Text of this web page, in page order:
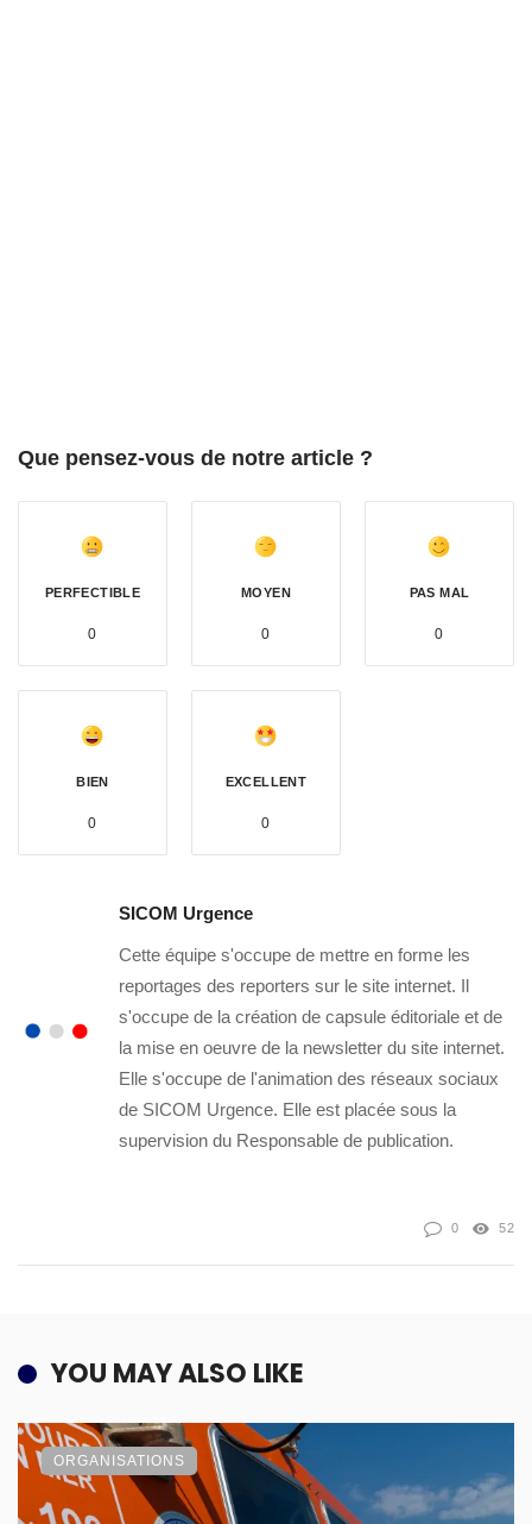
Que pensez-vous de notre article ?
PERFECTIBLE
0
MOYEN
0
PAS MAL
0
BIEN
0
EXCELLENT
0
SICOM Urgence
Cette équipe s'occupe de mettre en forme les
reportages des reporters sur le site internet. Il
s'occupe de la création de capsule éditoriale et de
la mise en oeuvre de la newsletter du site internet.
Elle s'occupe de l'animation des réseaux sociaux
de SICOM Urgence. Elle est placée sous la
supervision du Responsable de publication.
0 52
YOU MAY ALSO LIKE
ORGANISATIONS